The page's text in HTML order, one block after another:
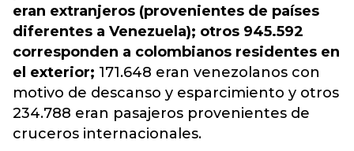
eran extranjeros (provenientes de países
diferentes a Venezuela); otros 945.592
corresponden a colombianos residentes en
el exterior; 171.648 eran venezolanos con
motivo de descanso y esparcimiento y otros
234.788 eran pasajeros provenientes de
cruceros internacionales.